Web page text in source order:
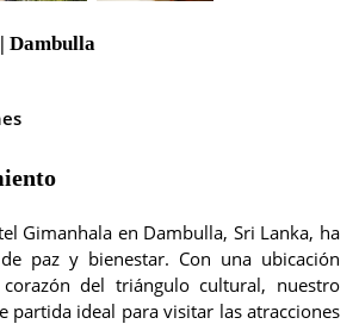
Dambulla
Gimanhala en Dambulla, Sri Lanka, ha
paz y bienestar. Con una ubicación
del triángulo cultural, nuestro
partida ideal para visitar las atracciones